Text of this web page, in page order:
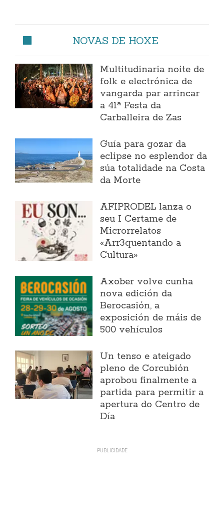
NOVAS DE HOXE
Multitudinaria noite de
folk e electrónica de
vangarda par arrincar
a 41ª Festa da
Carballeira de Zas
Guía para gozar da
eclipse no esplendor da
súa totalidade na Costa
da Morte
AFIPRODEL lanza o
seu I Certame de
Microrrelatos
«Arr3quentando a
Cultura»
Axober volve cunha
nova edición da
Berocasión, a
exposición de máis de
500 vehículos
Un tenso e ateigado
pleno de Corcubión
aprobou finalmente a
partida para permitir a
apertura do Centro de
Día